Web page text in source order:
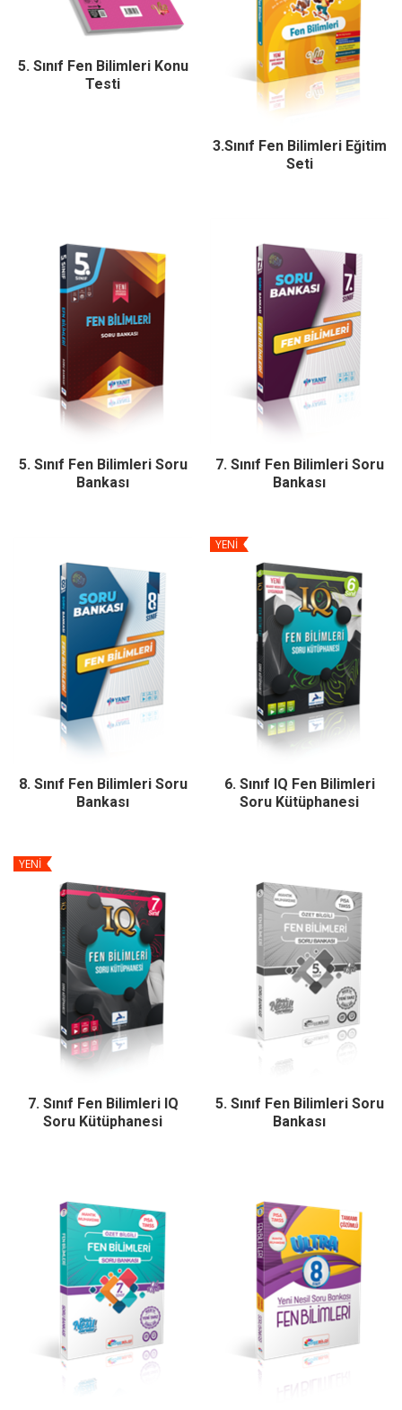
5. Sınıf Fen Bilimleri Konu
Testi
3.Sınıf Fen Bilimleri Eğitim
Seti
5. Sınıf Fen Bilimleri Soru
Bankası
7. Sınıf Fen Bilimleri Soru
Bankası
8. Sınıf Fen Bilimleri Soru
Bankası
YENİ
6. Sınıf IQ Fen Bilimleri
Soru Kütüphanesi
YENİ
7. Sınıf Fen Bilimleri IQ
Soru Kütüphanesi
5. Sınıf Fen Bilimleri Soru
Bankası